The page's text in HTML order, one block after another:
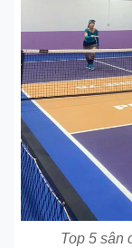
Top 5 sân